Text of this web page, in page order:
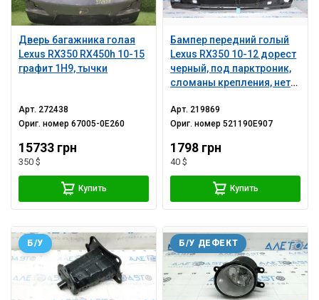
Дверь багажника голая
Lexus RX350 RX450h 10-15
графит 1H9, тычки
Арт. 272438
Ориг. номер67005-0E260
15733 грн
350 $
Купить
Бампер передний голый
Lexus RX350 10-12 дорест
черный, под парктроник,
сломаны крепления, нет
надрывы
Арт. 219869
Ориг. номер521190E907
1798 грн
40 $
Купить
Б/У Б/У ДЕФЕКТ